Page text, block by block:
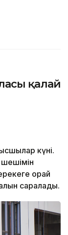
қалай
күні.
орай
саралады.